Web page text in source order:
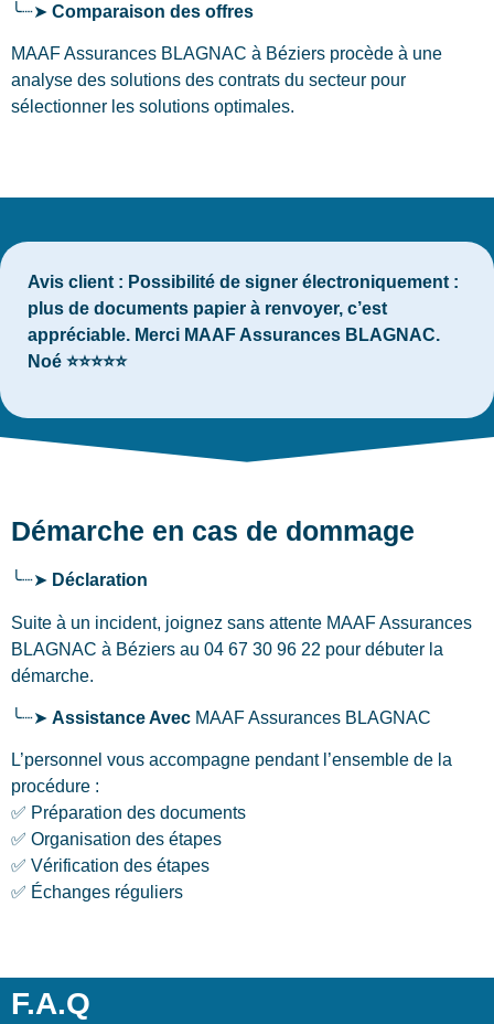
╰┈➤ Comparaison des offres
MAAF Assurances BLAGNAC à Béziers procède à une
analyse des solutions des contrats du secteur pour
sélectionner les solutions optimales.
Avis client : Possibilité de signer électroniquement :
plus de documents papier à renvoyer, c’est
appréciable. Merci MAAF Assurances BLAGNAC.
Noé ⭐⭐⭐⭐⭐
Démarche en cas de dommage
╰┈➤ Déclaration
Suite à un incident, joignez sans attente MAAF Assurances
BLAGNAC à Béziers au 04 67 30 96 22 pour débuter la
démarche.
╰┈➤ Assistance Avec MAAF Assurances BLAGNAC
L’personnel vous accompagne pendant l’ensemble de la
procédure :
✅ Préparation des documents
✅ Organisation des étapes
✅ Vérification des étapes
✅ Échanges réguliers
F.A.Q